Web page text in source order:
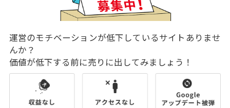
運営のモチベーションが低下しているサイトありませ
んか？
価値が低下する前に売りに出してみましょう！